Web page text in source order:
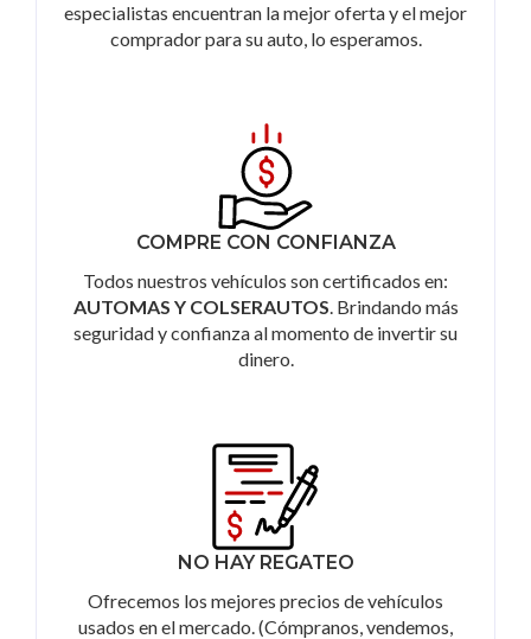
especialistas encuentran la mejor oferta y el mejor
comprador para su auto, lo esperamos.
COMPRE CON CONFIANZA
Todos nuestros vehículos son certificados en:
AUTOMAS Y COLSERAUTOS. Brindando más
seguridad y confianza al momento de invertir su
dinero.
NO HAY REGATEO
Ofrecemos los mejores precios de vehículos
usados en el mercado. (Cómpranos, vendemos,